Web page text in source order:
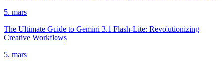
5. mars
The Ultimate Guide to Gemini 3.1 Flash-Lite: Revolutionizing
Creative Workflows
5. mars